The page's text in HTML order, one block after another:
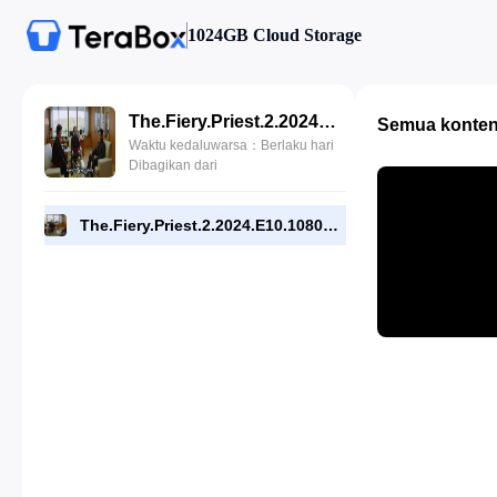
1024GB Cloud Storage
The.Fiery.Priest.2.2024.E10.1080p.DSNP.WEB[RMC].mp4
Waktu kedaluwarsa：Berlaku hari
Dibagikan dari
The.Fiery.Priest.2.2024.E10.1080p.DSNP.WEB[RMC].mp4
Semua